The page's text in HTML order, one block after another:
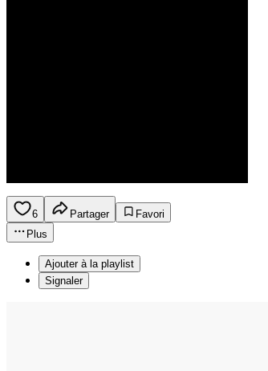
6 Partager
Favori
Plus
Ajouter à la playlist
Signaler